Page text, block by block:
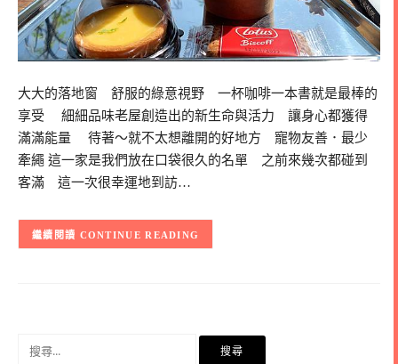
大大的落地窗 舒服的綠意視野 一杯咖啡一本書就是最棒的
享受 細細品味老屋創造出的新生命與活力 讓身心都獲得
滿滿能量 待著～就不太想離開的好地方 寵物友善．最少
牽繩 這一家是我們放在口袋很久的名單 之前來幾次都碰到
客滿 這一次很幸運地到訪…
CONTINUE READING